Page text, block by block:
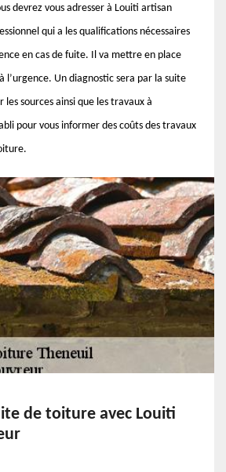
devrez vous adresser à Louiti artisan
qui a les qualifications nécessaires
en cas de fuite. Il va mettre en place
l’urgence. Un diagnostic sera par la suite
sources ainsi que les travaux à
pour vous informer des coûts des travaux
de toiture avec Louiti